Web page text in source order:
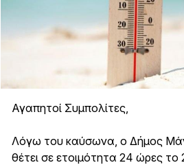
Αγαπητοί Συμπολίτες,
Λόγω του καύσωνα, ο Δήμος
θέτει σε ετοιμότητα 24 ώρες το